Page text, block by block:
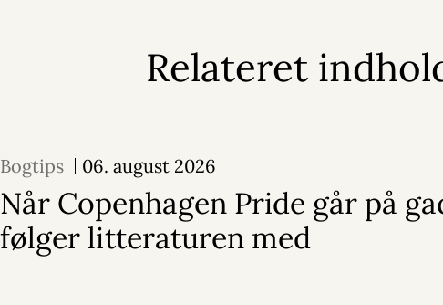
Relateret
Bogtips 06. august 2026
Når Copenhagen Pride går på
følger litteraturen med